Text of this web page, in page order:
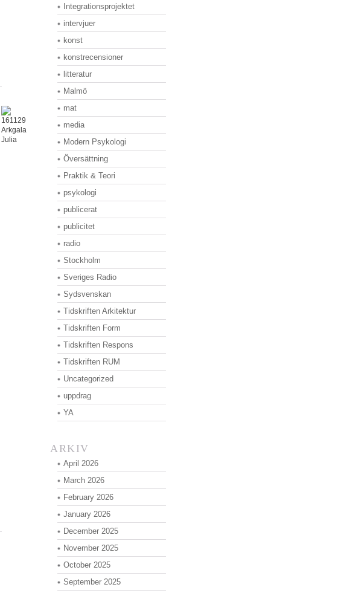
Integrationsprojektet
intervjuer
konst
konstrecensioner
litteratur
Malmö
mat
media
Modern Psykologi
Översättning
Praktik & Teori
psykologi
publicerat
publicitet
radio
Stockholm
Sveriges Radio
Sydsvenskan
Tidskriften Arkitektur
Tidskriften Form
Tidskriften Respons
Tidskriften RUM
Uncategorized
uppdrag
YA
ARKIV
April 2026
March 2026
February 2026
January 2026
December 2025
November 2025
October 2025
September 2025